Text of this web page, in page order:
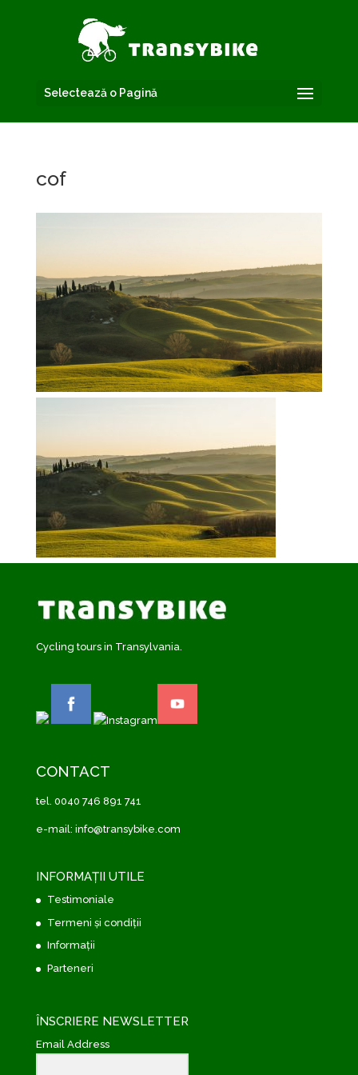
Selectează o Pagină
cof
Cycling tours in Transylvania.
CONTACT
tel. 0040 746 891 741
e-mail: info@transybike.com
INFORMAȚII UTILE
Testimoniale
Termeni și condiții
Informații
Parteneri
ÎNSCRIERE NEWSLETTER
Email Address